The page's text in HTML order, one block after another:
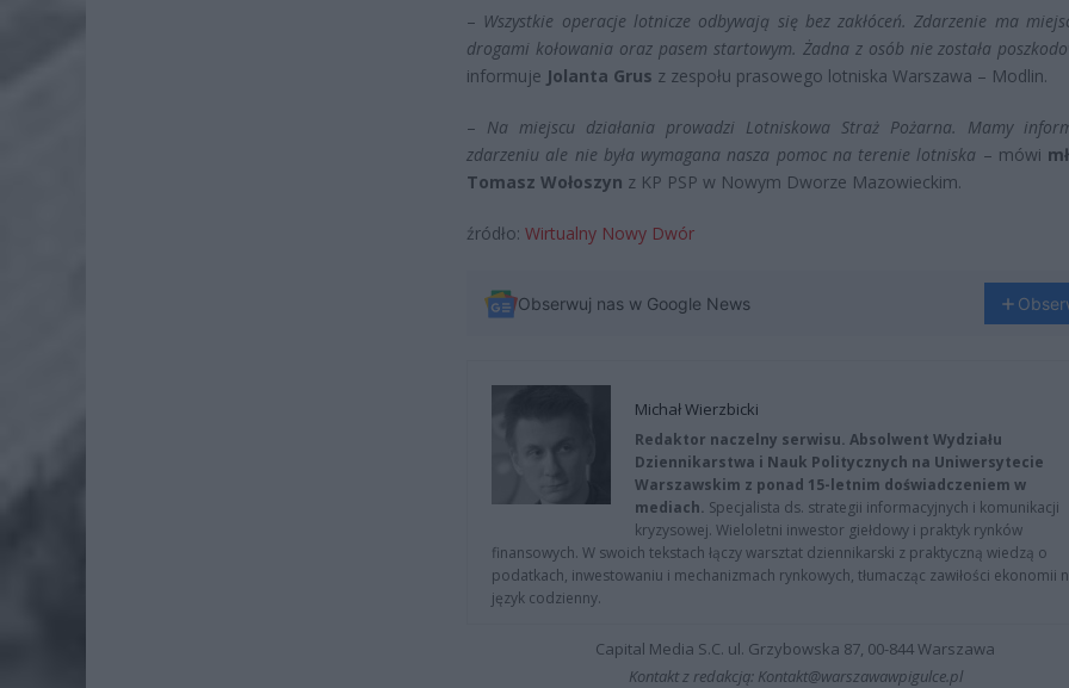
– Wszystkie operacje lotnicze odbywają się bez zakłóceń. Zdarzenie ma
drogami kołowania oraz pasem startowym. Żadna z osób nie została
informuje Jolanta Grus z zespołu prasowego lotniska Warszawa – Modlin.
– Na miejscu działania prowadzi Lotniskowa Straż Pożarna. Mamy
zdarzeniu ale nie była wymagana nasza pomoc na terenie lotniska – mówi
Tomasz Wołoszyn z KP PSP w Nowym Dworze Mazowieckim.
źródło: Wirtualny Nowy Dwór
Obserwuj nas w Google News
Michał Wierzbicki
Redaktor naczelny serwisu. Absolwent Wydziału
Dziennikarstwa i Nauk Politycznych na Uniwersytecie
Warszawskim z ponad 15-letnim doświadczeniem w
mediach. Specjalista ds. strategii informacyjnych i komunikacji
kryzysowej. Wieloletni inwestor giełdowy i praktyk rynków
finansowych. W swoich tekstach łączy warsztat dziennikarski z praktyczną wiedzą o
podatkach, inwestowaniu i mechanizmach rynkowych, tłumacząc zawiłości ekonomii
język codzienny.
Capital Media S.C. ul. Grzybowska 87, 00-844 Warszawa
Kontakt z redakcją: Kontakt@warszawawpigulce.pl